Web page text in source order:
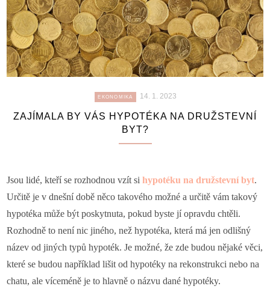
EKONOMIKA 14. 1. 2023
ZAJÍMALA BY VÁS HYPOTÉKA NA DRUŽSTEVNÍ
BYT?
Jsou lidé, kteří se rozhodnou vzít sihypotéku na družstevní byt.
Určitě je v dnešní době něco takového možné a určitě vám takový
hypotéka může být poskytnuta, pokud byste jí opravdu chtěli.
Rozhodně to není nic jiného, než hypotéka, která má jen odlišný
název od jiných typů hypoték. Je možné, že zde budou nějaké věci,
které se budou například lišit od hypotéky na rekonstrukci nebo na
chatu, ale víceméně je to hlavně o názvu dané hypotéky.